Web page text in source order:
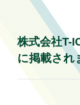
株式会社T-
に掲載され